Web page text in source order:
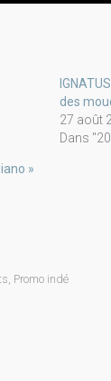
des
27 août
Dans
»
, Promo indé